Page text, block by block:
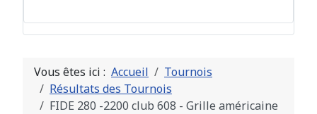
Vous êtes ici : Accueil
Tournois
Résultats des Tournois
FIDE 280 -2200 club 608 - Grille américaine